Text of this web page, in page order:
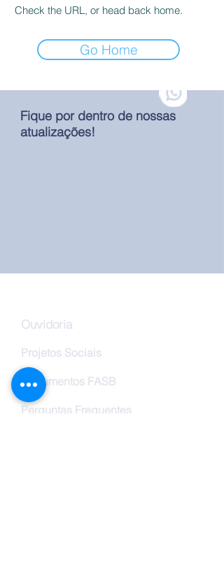
Check the URL, or head back home.
Go Home
Fique por dentro de nossas
atualizações!
Ouvidoria
Projetos Sociais
Documentos FASB
Perguntas Frequentes